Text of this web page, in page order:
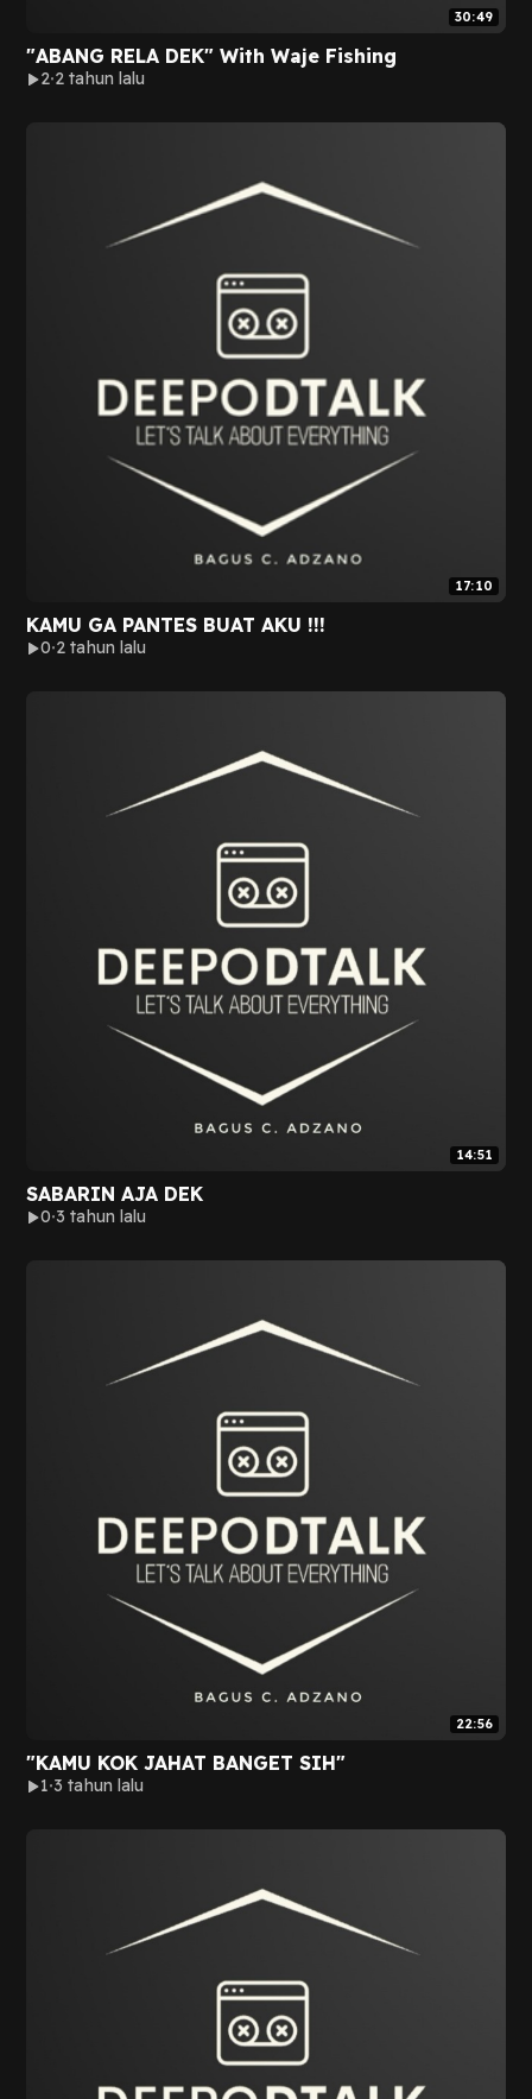
30:49
"ABANG RELA DEK" With Waje Fishing
2 2 tahun lalu
17:10
KAMU GA PANTES BUAT AKU !!!
0 2 tahun lalu
14:51
SABARIN AJA DEK
0 3 tahun lalu
22:56
"KAMU KOK JAHAT BANGET SIH"
1 3 tahun lalu